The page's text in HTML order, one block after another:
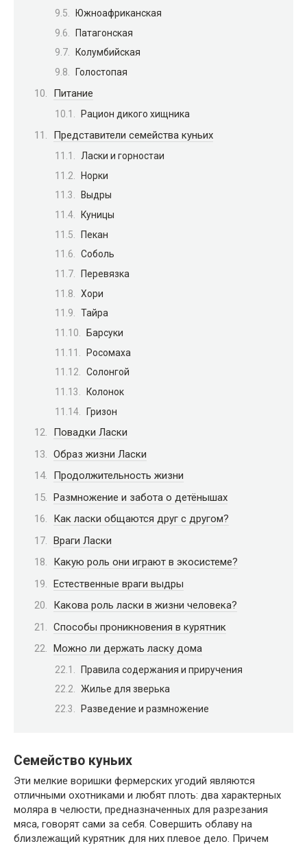
Южноафриканская
Патагонская
Колумбийская
Голостопая
Питание
Рацион дикого хищника
Представители семейства куньих
Ласки и горностаи
Норки
Выдры
Куницы
Пекан
Соболь
Перевязка
Хори
Тайра
Барсуки
Росомаха
Солонгой
Колонок
Гризон
Повадки Ласки
Образ жизни Ласки
Продолжительность жизни
Размножение и забота о детёнышах
Как ласки общаются друг с другом?
Враги Ласки
Какую роль они играют в экосистеме?
Естественные враги выдры
Какова роль ласки в жизни человека?
Способы проникновения в курятник
Можно ли держать ласку дома
Правила содержания и приручения
Жилье для зверька
Разведение и размножение
Семейство куньих
Эти мелкие воришки фермерских угодий являются
отличными охотниками и любят плоть: два характерных
моляра в челюсти, предназначенных для разрезания
мяса, говорят сами за себя. Совершить облаву на
близлежащий курятник для них плевое дело. Причем